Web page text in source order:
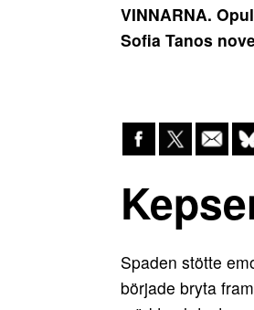
VINNARNA.
Sofia Tanos
Spaden stötte
började bryta